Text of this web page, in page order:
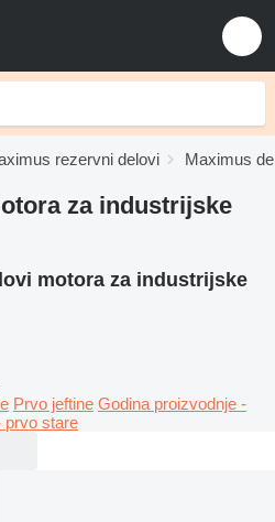
rezervni delovi Maximus
za industrijske
motora za industrijske
Prvo jeftine Godina proizvodnje -
prvo stare